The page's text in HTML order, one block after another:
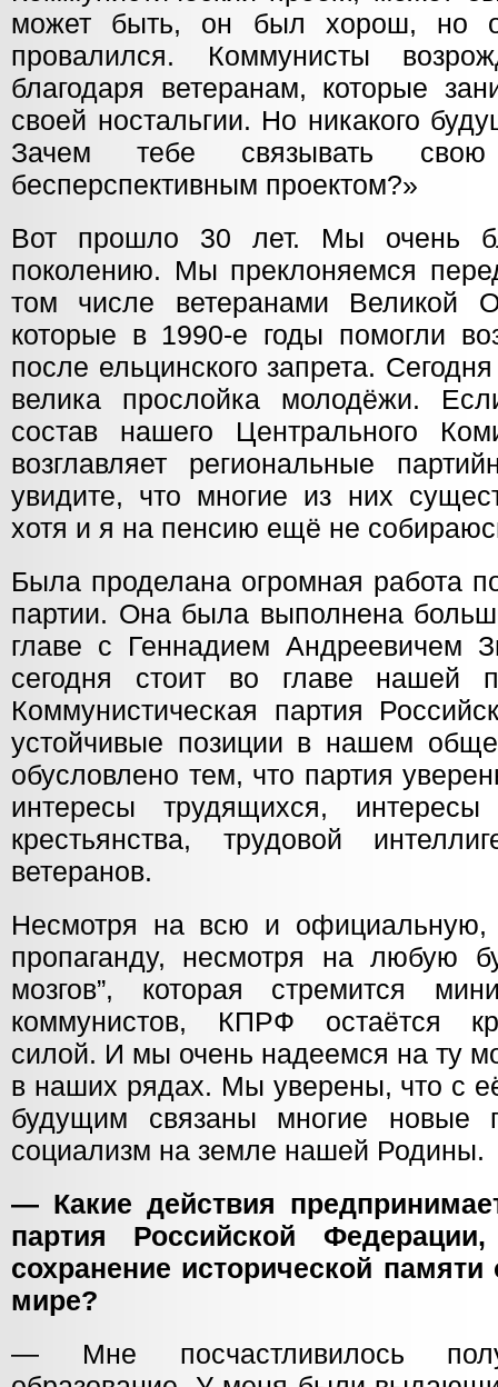
может быть, он был хорош, но
провалился. Коммунисты
благодаря ветеранам, которые
своей ностальгии. Но никакого
Зачем тебе связывать
бесперспективным проектом?»
Вот прошло 30 лет. Мы очень
поколению. Мы преклоняемся
том числе ветеранами Великой
которые в 1990-е годы помогли
после ельцинского запрета.
велика прослойка молодёжи.
состав нашего Центрального
возглавляет региональные
увидите, что многие из них
хотя и я на пенсию ещё не
Была проделана огромная работа
партии. Она была выполнена
главе с Геннадием Андреевичем
сегодня стоит во главе нашей
Коммунистическая партия
устойчивые позиции в нашем
обусловлено тем, что партия
интересы трудящихся,
крестьянства, трудовой
ветеранов.
Несмотря на всю и официальную,
пропаганду, несмотря на любую
мозгов”, которая стремится
коммунистов, КПРФ остаётся
силой. И мы очень надеемся на ту
в наших рядах. Мы уверены, что с
будущим связаны многие новые
социализм на земле нашей Родины.
— Какие действия
партия Российской
сохранение исторической
мире?
— Мне посчастливилось